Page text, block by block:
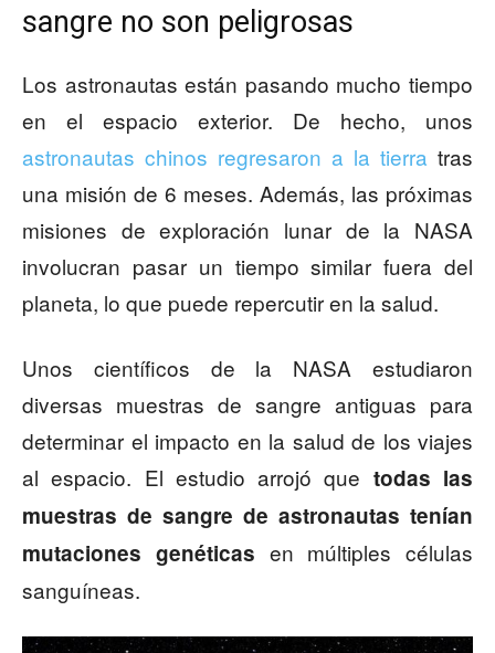
sangre no son peligrosas
Los astronautas están pasando mucho tiempo
en el espacio exterior. De hecho, unos
astronautas chinos regresaron a la tierra tras
una misión de 6 meses. Además, las próximas
misiones de exploración lunar de la NASA
involucran pasar un tiempo similar fuera del
planeta, lo que puede repercutir en la salud.
Unos científicos de la NASA estudiaron
diversas muestras de sangre antiguas para
determinar el impacto en la salud de los viajes
al espacio. El estudio arrojó que todas las
muestras de sangre de astronautas tenían
mutaciones genéticas en múltiples células
sanguíneas.